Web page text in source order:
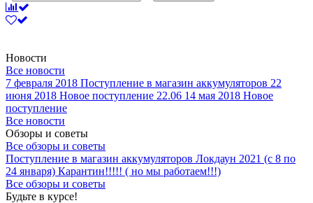
Новости
Все новости
7 февраля 2018 Поступление в магазин аккумуляторов 22
июня 2018 Новое поступление 22.06 14 мая 2018 Новое
поступление
Все новости
Обзоры и советы
Все обзоры и советы
Поступление в магазин аккумуляторов Локдаун 2021 (с 8 по
24 января) Карантин!!!!! ( но мы работаем!!!)
Все обзоры и советы
Будьте в курсе!